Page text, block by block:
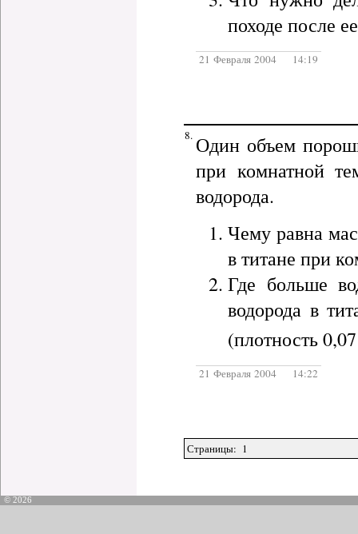
походе после
21 Февраля 2004 14:19
8. Один объем
при комнатной
водорода.
Чему равна
в титане при
Где больше
водорода в
(плотность
21 Февраля 2004 14:22
Страницы: 1
© 2026